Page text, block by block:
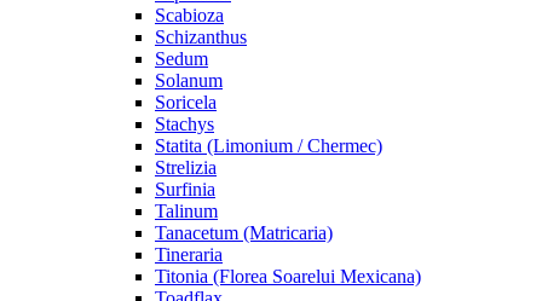
Scabioza
Schizanthus
Sedum
Solanum
Soricela
Stachys
Statita (Limonium / Chermec)
Strelizia
Surfinia
Talinum
Tanacetum (Matricaria)
Tineraria
Titonia (Florea Soarelui Mexicana)